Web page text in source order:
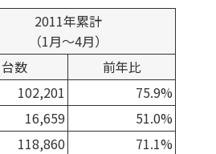
2011年累計
（1月～4月）
台数 前年比
102,201
75.9%
16,659
51.0%
118,860
71.1%